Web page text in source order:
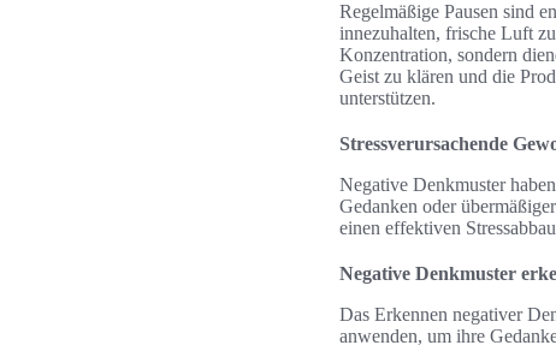
Regelmäßige Pausen sind
innezuhalten, frische Luft
Konzentration, sondern
Geist zu klären und die
unterstützen.
Stressverursachende
Negative Denkmuster
Gedanken oder
einen effektiven
Negative Denkmuster
Das Erkennen negativer
anwenden, um ihre